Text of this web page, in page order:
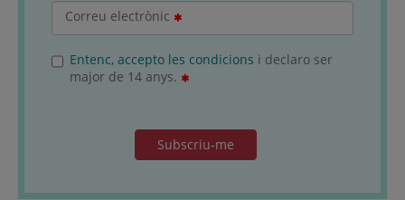
Correu electrònic
Entenc, accepto les condicions i declaro ser
major de 14 anys.
Subscriu-me